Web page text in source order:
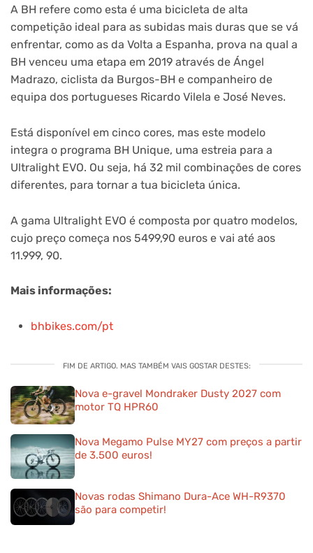
A BH refere como esta é uma bicicleta de alta
competição ideal para as subidas mais duras que se vá
enfrentar, como as da Volta a Espanha, prova na qual a
BH venceu uma etapa em 2019 através de Ángel
Madrazo, ciclista da Burgos-BH e companheiro de
equipa dos portugueses Ricardo Vilela e José Neves.
Está disponível em cinco cores, mas este modelo
integra o programa BH Unique, uma estreia para a
Ultralight EVO. Ou seja, há 32 mil combinações de cores
diferentes, para tornar a tua bicicleta única.
A gama Ultralight EVO é composta por quatro modelos,
cujo preço começa nos 5499,90 euros e vai até aos
11.999, 90.
Mais informações:
bhbikes.com/pt
FIM DE ARTIGO. MAS TAMBÉM VAIS GOSTAR DESTES:
Nova e-gravel Mondraker Dusty 2027 com
motor TQ HPR60
Nova Megamo Pulse MY27 com preços a partir
de 3.500 euros!
Novas rodas Shimano Dura-Ace WH-R9370
são para competir!